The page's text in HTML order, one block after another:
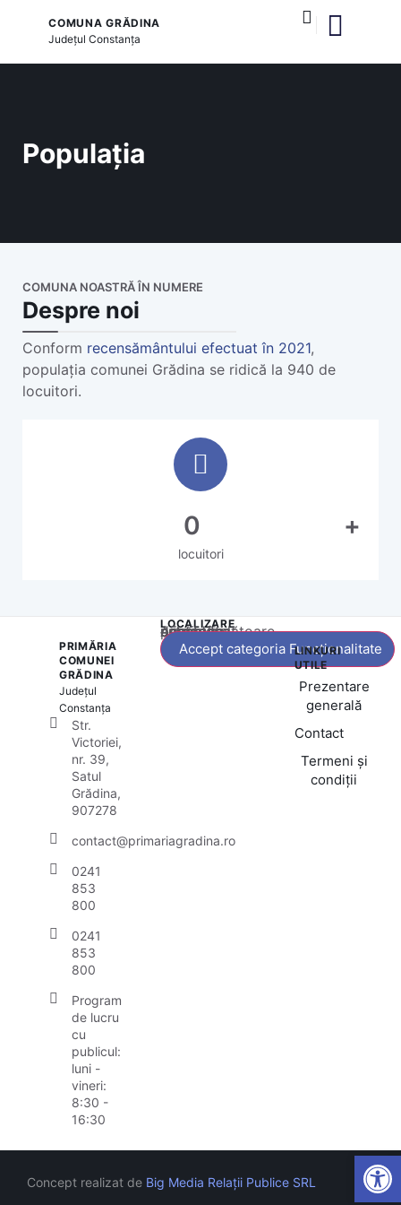
COMUNA GRĂDINA
JudețulConstanța
Populația
COMUNA NOASTRĂ ÎN NUMERE
Despre noi
Conform recensământului efectuat în 2021,
populația comunei Grădina se ridică la 940 de
locuitori.
locuitori
0 +
PRIMĂRIA
COMUNEI
GRĂDINA
Județul
Constanța
Str.
Victoriei,
nr. 39,
Satul
Grădina,
907278
contact@primariagradina.ro
0241
853
800
0241
853
800
Program
de lucru
cu
publicul:
luni -
vineri:
8:30 -
16:30
LOCALIZARE
Acest conținut este blocat până când acceptați categoria corespunzătoare de cookie-uri.
Accept categoria Funcționalitate
LINKURI
UTILE
Prezentare
generală
Contact
Termeni și
condiții
Concept realizat de Big Media Relații Publice SRL